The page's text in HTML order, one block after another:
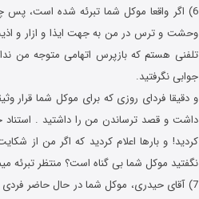
6) اگر واقعا موکل شما تبرئه شده است، پس
وحشت و ترس در من به جهت ایذا و ازار و
تلفنی هستم که بازپرس اتهامی متوجه من
جوابی نگرفتید.
کردید! و بارها اعلام کردید که اگر من از
نگفتید موکل شما بی گناه است؟ منتظر تبرئه